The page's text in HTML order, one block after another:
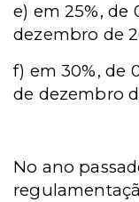
e) em 25%, de
dezembro de
f) em 30%, de
de dezembro
No ano